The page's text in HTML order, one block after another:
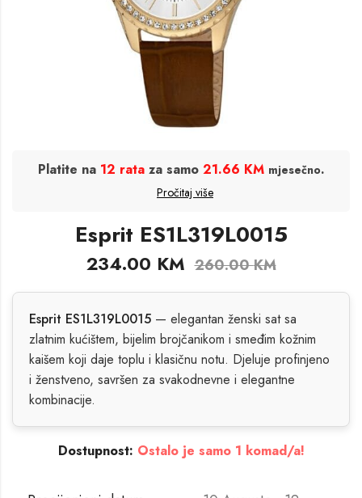
Platite na 12 rataza samo 21.66 KM mjesečno.
Pročitaj više
Esprit ES1L319L0015
234.00 KM 260.00KM
Esprit ES1L319L0015 — elegantan ženski sat sa
zlatnim kućištem, bijelim brojčanikom i smeđim kožnim
kaišem koji daje toplu i klasičnu notu. Djeluje profinjeno
i ženstveno, savršen za svakodnevne i elegantne
kombinacije.
Dostupnost: Ostalo je samo 1 komad/a!